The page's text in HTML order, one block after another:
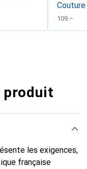
Couture
CHF
109.–
produit
les exigences,
française